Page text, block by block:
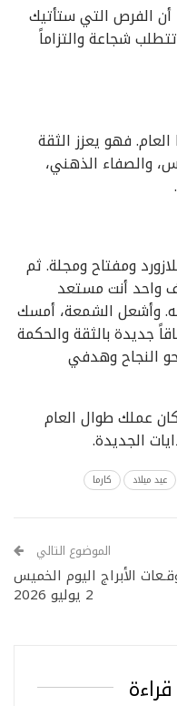
الفرص التي ستأتيك
شجاعة والتزاماً
فهو يعزز الثقة
والصفاء الذهني،
ومفتاح ومجلة. ثم
واحد أنت مستعد
وأشعل الشمعة، أمسك
جديدة بالثقة والحكمة
النجاح وهدفي
عملك طوال العام
الجديدة.
عيد ميلاد كارما
الموضوع التالي
الأبراج اليوم الخميس
2 يوليو 2026